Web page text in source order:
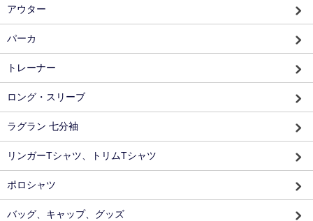
アウター
パーカ
トレーナー
ロング・スリーブ
ラグラン 七分袖
リンガーTシャツ、トリムTシャツ
ポロシャツ
バッグ、キャップ、グッズ